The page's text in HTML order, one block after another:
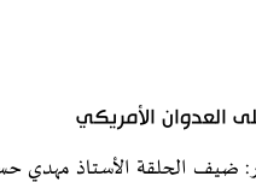
العدوان الأمريكي
ضيف الحلقة الأستاذ مهدي